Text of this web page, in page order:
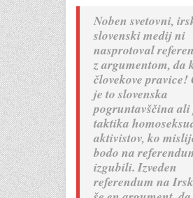
Noben svetovni,
slovenski medij ni
nasprotoval
z argumentom, da
človekove pravice!
je to slovenska
pogruntavščina ali
taktika
aktivistov, ko
bodo na
izgubili. Izveden
referendum na